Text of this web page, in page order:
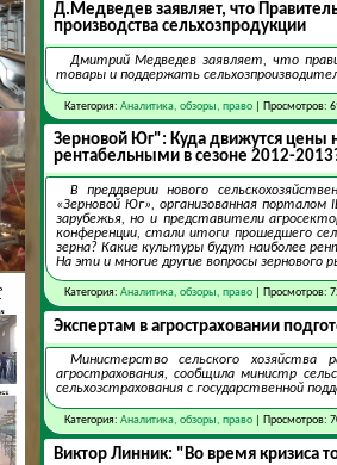
Д.Медведев заявляет, что
производства сельхозпродукции
Дмитрий Медведев заявляет, что
товары и поддержать
Категория: Аналитика, обзоры, право| Просмотров:
Зерновой Юг": Куда движутся цены
рентабельными в сезоне 2012-
В преддверии нового
«Зерновой Юг», организованная порталом
зарубежья, но и представители
конференции, стали итоги прошедшего
зерна? Какие культуры будут наиболее
На эти и многие другие вопросы
Категория: Аналитика, обзоры, право| Просмотров:
Экспертам в агростраховании
Министерство сельского
агрострахования, сообщила министр
сельхозстрахования с государственной
Категория: Аналитика, обзоры, право| Просмотров:
Виктор Линник: "Во время кризиса